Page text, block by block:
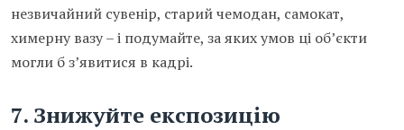
незвичайний сувенір, старий чемодан, самокат,
химерну вазу – і подумайте, за яких умов ці об’єкти
могли б з’явитися в кадрі.
7. Знижуйте експозицію